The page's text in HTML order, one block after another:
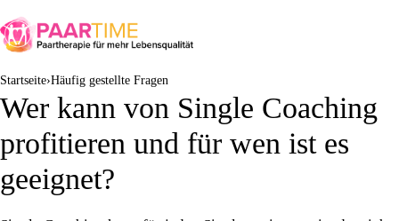
Startseite Häufig gestellte Fragen
Wer kann von Single Coaching
profitieren und für wen ist es
geeignet?